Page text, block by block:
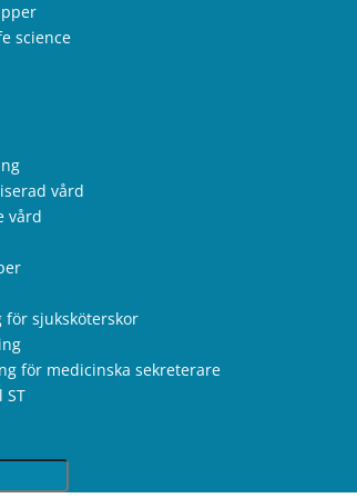
science
vård
vård
sjuksköterskor
för medicinska sekreterare
ST